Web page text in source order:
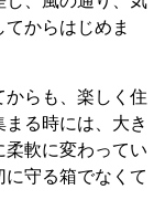
からはじめま
らも、楽しく住
る時には、大き
柔軟に変わってい
守る箱でなくて